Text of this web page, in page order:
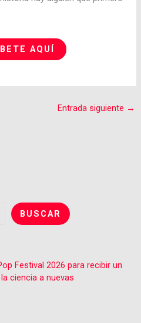
AQUÍ
Entrada siguiente →
BUSCAR
Festival 2026 para recibir un
ciencia a nuevas